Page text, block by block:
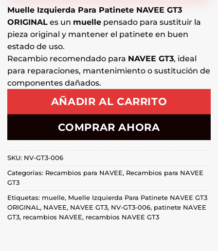
Muelle Izquierda Para Patinete NAVEE GT3
ORIGINAL es un muelle pensado para sustituir la
pieza original y mantener el patinete en buen
estado de uso.
Recambio recomendado para NAVEE GT3, ideal
para reparaciones, mantenimiento o sustitución de
componentes dañados.
AÑADIR AL CARRITO
COMPRAR AHORA
SKU: NV-GT3-006
Categorías: Recambios para NAVEE, Recambios para NAVEE
GT3
Etiquetas: muelle, Muelle Izquierda Para Patinete NAVEE GT3
ORIGINAL, NAVEE, NAVEE GT3, NV-GT3-006, patinete NAVEE
GT3, recambios NAVEE, recambios NAVEE GT3